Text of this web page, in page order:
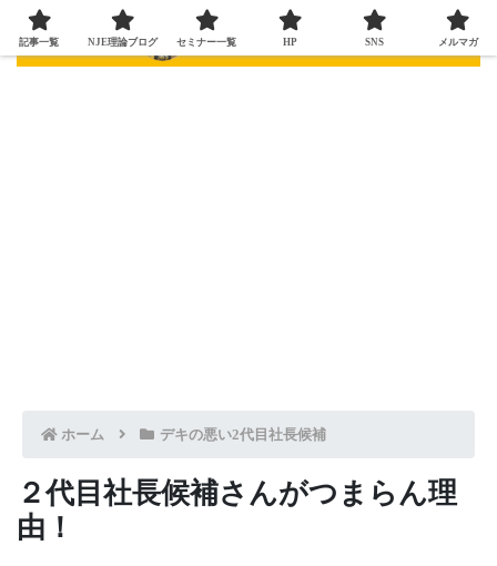
ホーム デキの悪い2代目社長候補
２代目社長候補さんがつまらん理
由！
記事一覧 NJE理論ブログ セミナー一覧 HP SNS メルマガ